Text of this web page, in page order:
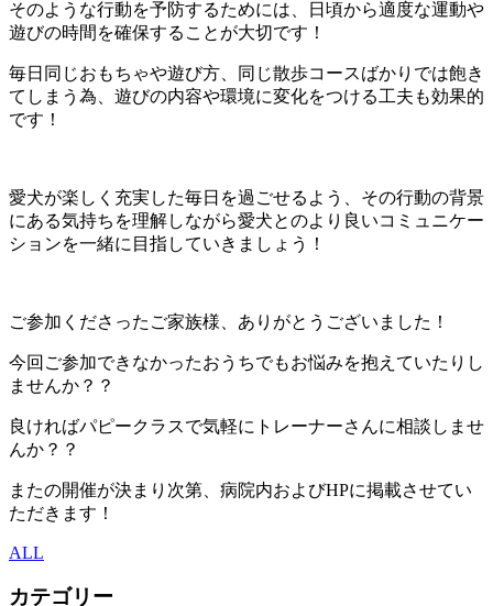
そのような行動を予防するためには、日頃から適度な運動や
遊びの時間を確保することが大切です！
毎日同じおもちゃや遊び方、同じ散歩コースばかりでは飽き
てしまう為、遊びの内容や環境に変化をつける工夫も効果的
です！
愛犬が楽しく充実した毎日を過ごせるよう、その行動の背景
にある気持ちを理解しながら愛犬とのより良いコミュニケー
ションを一緒に目指していきましょう！
ご参加くださったご家族様、ありがとうございました！
今回ご参加できなかったおうちでもお悩みを抱えていたりし
ませんか？？
良ければパピークラスで気軽にトレーナーさんに相談しませ
んか？？
またの開催が決まり次第、病院内およびHPに掲載させてい
ただきます！
ALL
カテゴリー